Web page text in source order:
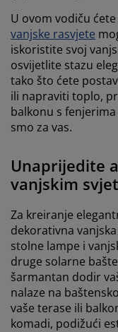
U ovom vodiču
vanjske rasvjete
iskoristite svoj
osvijetlite stazu
tako što ćete
ili napraviti toplo,
balkonu s
smo za vas.
Unaprijedite
vanjskim
Za kreiranje
dekorativna
stolne lampe i
druge solarne
šarmantan dodir
nalaze na
vaše terase ili
komadi, podižući